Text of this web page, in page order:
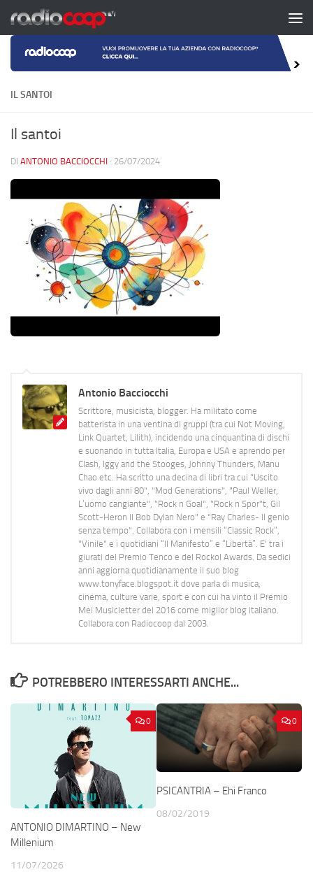
Salta al contenuto
IL SANTOI
Il santoi
DI ANTONIO BACCIOCCHI · 26/07/2024
Antonio Bacciocchi
Scrittore, musicista, blogger. Ha militato come
batterista in una ventina di gruppi (tra cui Not Moving,
Link Quartet, Lilith), incidendo una cinquantina di dischi
e suonando in tutta Italia, Europa e USA e aprendo per
Clash, Iggy and the Stooges, Johnny Thunders, Manu
Chao etc. Ha scritto una decina di libri tra cui "Uscito
vivo dagli anni 80", "Mod Generations", "Paul Weller,
L’uomo cangiante", "Rock n Goal", "Rock n Spor"t, Gil
Scott-Heron Il Bob Dylan Nero" e "Ray Charles- Il genio
senza tempo". Collabora con i mensili “Classic Rock”,
"Vinile" e i quotidiani “Il Manifesto” e “Libertà”. E' tra i
giurati del Premio Tenco e del Rockol Awards. Da sedici
anni aggiorna quotidianamente il suo blog
www.tonyface.blogspot.it dove parla di musica,
cinema, culture varie, sport e con cui ha vinto il Premio
Mei Musicletter del 2016 come miglior blog italiano.
Collabora con Radiocoop dal 2003.
POTREBBERO INTERESSARTI ANCHE...
0
ANTONIO DIMARTINO – New
Millenium
11/07/2026
0
PSICANTRIA – Ehi Franco
08/02/2019